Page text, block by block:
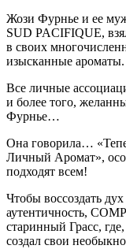
Жози Фурнье и ее
SUD PACIFIQUE,
в своих
изысканные ароматы.
Все личные
и более того,
Фурнье…
Она говорила…
Личный Аромат»,
подходят всем!
Чтобы воссоздать
аутентичность,
старинный Грасс,
создал свои